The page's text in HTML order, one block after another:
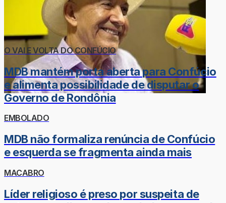
O VAI E VOLTA DO CONFÚCIO
MDB mantém porta aberta para Confúcio
e alimenta possibilidade de disputar o
Governo de Rondônia
EMBOLADO
MDB não formaliza renúncia de Confúcio
e esquerda se fragmenta ainda mais
MACABRO
Líder religioso é preso por suspeita de